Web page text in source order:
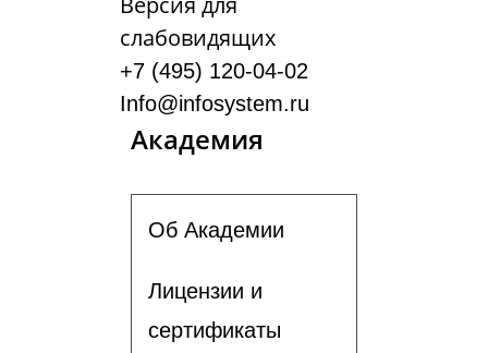
слабовидящих
+7 (495) 120-04-02
Info@infosystem.ru
Академия
Об Академии
Лицензии и
сертификаты